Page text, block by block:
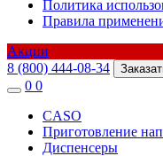
Политика
Правила
Акции
8 (800) 444-08-34
0 0
CASO
Приготовление
Диспенсеры